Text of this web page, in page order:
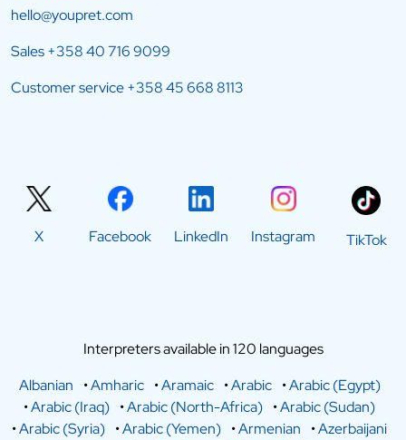
hello@youpret.com
Sales+358 40 716 9099
Customer service+358 45 668 8113
X Facebook LinkedIn Instagram TikTok
Interpreters available in 120 languages
Albanian
•Amharic •Aramaic •Arabic •Arabic (Egypt)
•Arabic (Iraq) •Arabic (North-Africa) •Arabic (Sudan)
•Arabic (Syria) •Arabic (Yemen) •Armenian •Azerbaijani